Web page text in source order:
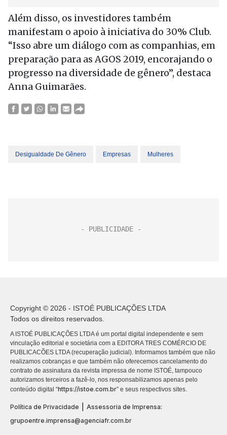
Além disso, os investidores também
manifestam o apoio à iniciativa do 30% Club.
“Isso abre um diálogo com as companhias, em
preparação para as AGOS 2019, encorajando o
progresso na diversidade de gênero”, destaca
Anna Guimarães.
Desigualdade De Gênero Empresas Mulheres
Copyright © 2026 - ISTOÉ PUBLICAÇÕES LTDA
Todos os direitos reservados.
A ISTOÉ PUBLICAÇÕES LTDA é um portal digital independente e sem
vinculação editorial e societária com a EDITORA TRES COMÉRCIO DE
PUBLICACÕES LTDA (recuperação judicial). Informamos também que não
realizamos cobranças e que também não oferecemos cancelamento do
contrato de assinatura da revista impressa de nome ISTOÉ, tampouco
autorizamos terceiros a fazê-lo, nos responsabilizamos apenas pelo
conteúdo digital “https://istoe.com.br” e seus respectivos sites.
Política de Privacidade
Assessoria de Imprensa:
grupoentre.imprensa@agenciafr.com.br